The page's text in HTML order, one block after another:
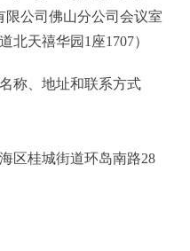
限公司佛山分公司会议室
北天禧华园1座1707）
称、地址和联系方式
区桂城街道环岛南路28